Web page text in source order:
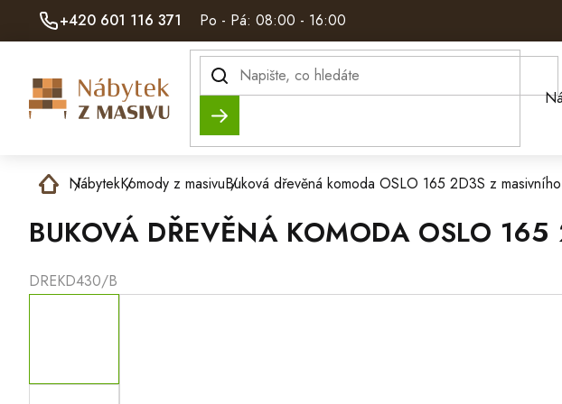
+420 601 116 371 Po - Pá: 08:00 - 16:00
Hledat
DomůNábytekKomody z masivuBuková dřevěná komoda OSLO 165 2D3S z
BUKOVÁ DŘEVĚNÁ KOMODA OSLO
DREKD430/B